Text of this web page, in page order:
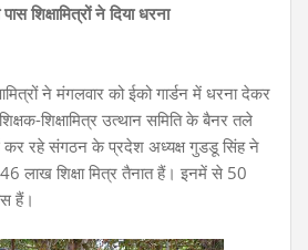
शिक्षामित्रों ने दिया धरना
ने मंगलवार को ईको गार्डन में धरना देकर
शिक्षामित्र उत्थान समिति के बैनर तले
कर रहे संगठन के प्रदेश अध्यक्ष गुडडू सिंह ने
लाख शिक्षा मित्र तैनात हैं। इनमें से 50
हैं।